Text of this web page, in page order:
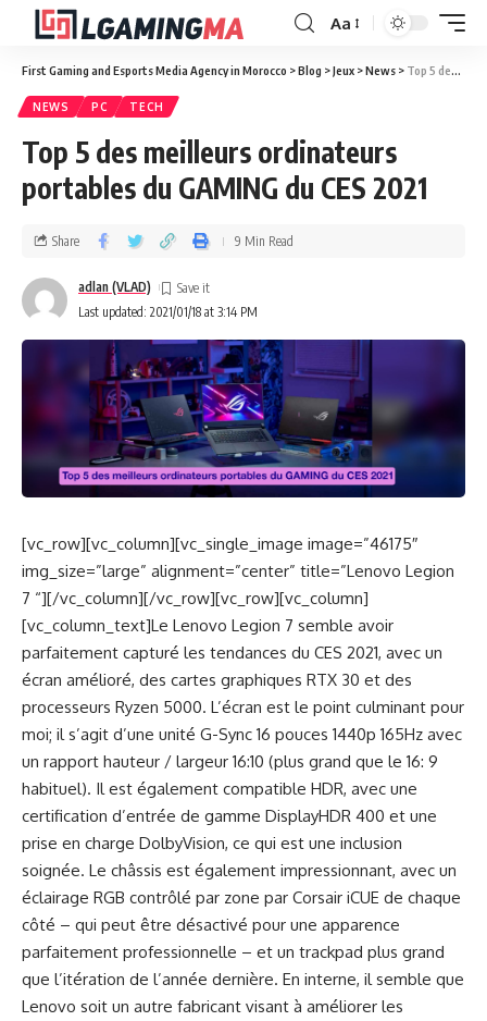
Aa
First Gaming and Esports Media Agency in Morocco >Blog >Jeux >News > Top 5 des meilleurs ordinateurs portables du GAMING du CES 2021
NEWS PC TECH
Top 5 des meilleurs ordinateurs
portables du GAMING du CES 2021
Last updated: 2021/01/18 at 3:14 PM
adlan (VLAD)
Share 9 Min Read
[vc_row][vc_column][vc_single_image image=”46175″
img_size=”large” alignment=”center” title=”Lenovo Legion
7 “][/vc_column][/vc_row][vc_row][vc_column]
[vc_column_text]Le Lenovo Legion 7 semble avoir
parfaitement capturé les tendances du CES 2021, avec un
écran amélioré, des cartes graphiques RTX 30 et des
processeurs Ryzen 5000. L’écran est le point culminant pour
moi; il s’agit d’une unité G-Sync 16 pouces 1440p 165Hz avec
un rapport hauteur / largeur 16:10 (plus grand que le 16: 9
habituel). Il est également compatible HDR, avec une
certification d’entrée de gamme DisplayHDR 400 et une
prise en charge DolbyVision, ce qui est une inclusion
soignée. Le châssis est également impressionnant, avec un
éclairage RGB contrôlé par zone par Corsair iCUE de chaque
côté – qui peut être désactivé pour une apparence
parfaitement professionnelle – et un trackpad plus grand
que l’itération de l’année dernière. En interne, il semble que
Lenovo soit un autre fabricant visant à améliorer les